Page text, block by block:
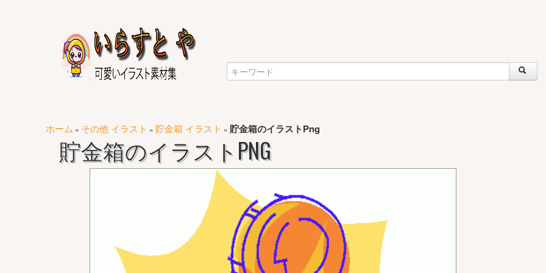
ホーム » その他 イラスト » 貯金箱 イラスト » 貯金箱のイラストPng
貯金箱のイラストPNG